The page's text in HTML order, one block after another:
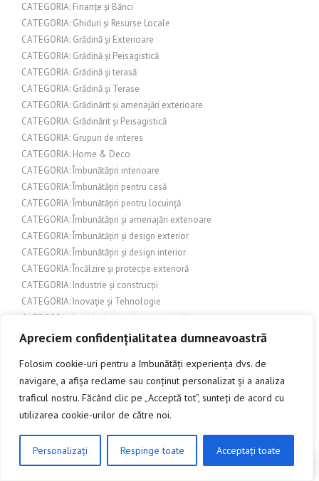
Apreciem confidențialitatea dumneavoastră
Folosim cookie-uri pentru a îmbunătăți experiența dvs. de
navigare, a afișa reclame sau conținut personalizat și a analiza
traficul nostru. Făcând clic pe „Acceptă tot”, sunteți de acord cu
utilizarea cookie-urilor de către noi.
Personalizați Respinge toate Acceptați toate
CATEGORIA: Finanțe și Bănci
CATEGORIA: Ghiduri și Resurse Locale
CATEGORIA: Grădină și Exterioare
CATEGORIA: Grădină și Peisagistică
CATEGORIA: Grădină și terasă
CATEGORIA: Grădină și Terase
CATEGORIA: Grădinărit și amenajări exterioare
CATEGORIA: Grădinărit și Peisagistică
CATEGORIA: Grupuri de interes
CATEGORIA: Home & Deco
CATEGORIA: Îmbunătățiri interioare
CATEGORIA: Îmbunătățiri pentru casă
CATEGORIA: Îmbunătățiri pentru locuință
CATEGORIA: Îmbunătățiri și amenajări exterioare
CATEGORIA: Îmbunătățiri și design exterior
CATEGORIA: Îmbunătățiri și design interior
CATEGORIA: Încălzire și protecție exterioră
CATEGORIA: Industrie și construcții
CATEGORIA: Inovație și Tehnologie
CATEGORIA: Legislație și reglementări edilitare
CATEGORIA: Lifestyle
CATEGORIA: Localizare/Evenimente în Cluj
CATEGORIA: Modă și frumusețe
CATEGORIA: Natură
CATEGORIA: Natură și Mediu
CATEGORIA: Necunoscută
CATEGORIA: Peisaj și arhitectură
CATEGORIA: Pergole din lemn
CLICK AICI PENTRU A DISCUTA